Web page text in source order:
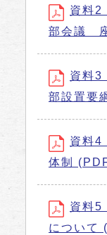
資料2
部会議
資料3
部設置要
資料4
体制
資料5
について